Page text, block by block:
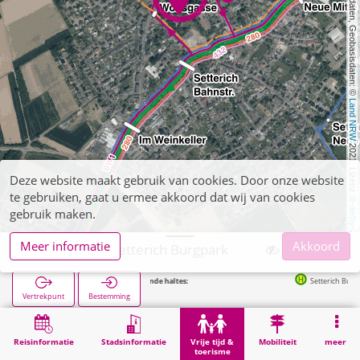
, Kartendaten, Geobasisdaten: ©
Land NRW
2021, Lizenz
dl-de/by-2-0
Reisinformatie Stadsinformatie
Vrije tijd &
toerisme
Mobiliteit meer
Baesweiler, Setterich Burgpark
Vertrekpunt Bestemming
Volgende haltes: Setterich Burg in 115m
Vrije tijd & toerisme Lokale recreatie Baesweiler, Setterich Burgpark
Deze website maakt gebruik van cookies. Door onze website
te gebruiken, gaat u ermee akkoord dat wij van cookies
gebruik maken.
Meer informatie
Akkoord